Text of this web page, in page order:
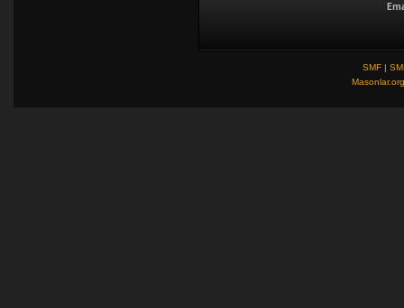
SMF
Masonlar.org